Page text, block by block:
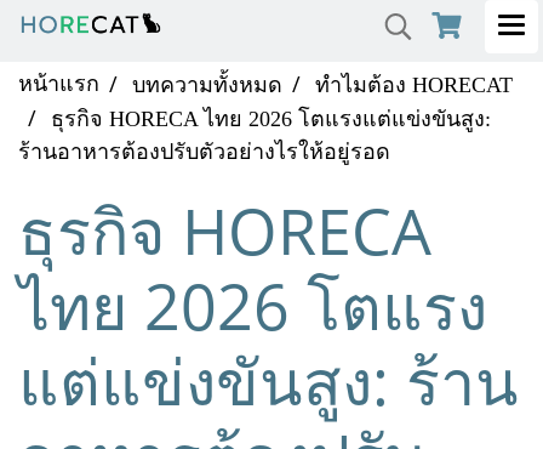
หน้าแรก บทความทั้งหมด
ทำไมต้อง HORECAT
ธุรกิจ HORECA ไทย 2026 โตแรงแต่แข่งขันสูง:
ร้านอาหารต้องปรับตัวอย่างไรให้อยู่รอด
ธุรกิจ HORECA
ไทย 2026 โตแรง
แต่แข่งขันสูง: ร้าน